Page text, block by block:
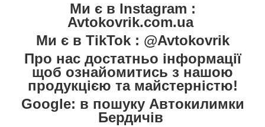
Ми є в Instagram :
Avtokovrik.com.ua
Ми є в TikTok : @Avtokovrik
Про нас достатньо інформації
щоб ознайомитись з нашою
продукцією та майстерністю!
Google: в пошуку Автокилимки
Бердичів